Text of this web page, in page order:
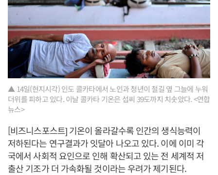
▲ 14일(현지시각) 인도 콜카타에서 노인과 청년이 철길 옆 그늘에 누워
더위를 피하고 있다. 이날 콜카타 기온은 섭씨 39도까지 치솟았다. <연합
뉴스>
[비즈니스포스트] 기온이 올라갈수록 인간의 생식능력이
저하된다는 연구결과가 잇달아 나오고 있다. 이에 이미 각
국에서 사회적 요인으로 인해 확산되고 있는 전 세계적 저
출산 기조가 더 가속화될 것이라는 우려가 제기된다.